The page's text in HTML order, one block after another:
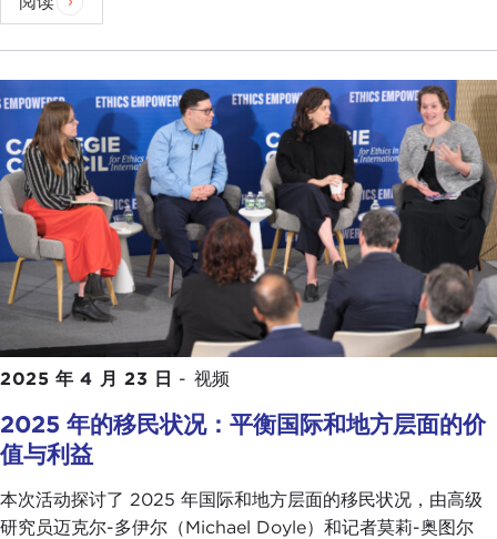
2025 年 4 月 23 日 - 视频
2025 年的移民状况：平衡国际和地方层面的价
值与利益
本次活动探讨了 2025 年国际和地方层面的移民状况，由高级
研究员迈克尔-多伊尔（Michael Doyle）和记者莫莉-奥图尔